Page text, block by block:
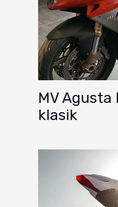
MV
klasik